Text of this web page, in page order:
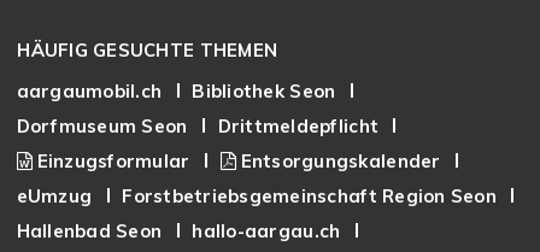
HÄUFIG GESUCHTE THEMEN
aargaumobil.ch
Bibliothek Seon
Dorfmuseum Seon
Drittmeldepflicht
Einzugsformular
Entsorgungskalender
eUmzug
Forstbetriebsgemeinschaft Region Seon
Hallenbad Seon
hallo-aargau.ch